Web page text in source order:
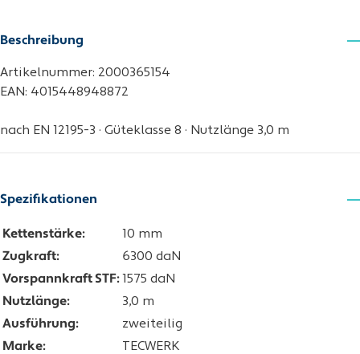
Beschreibung
Artikelnummer: 2000365154
EAN: 4015448948872
nach EN 12195-3 · Güteklasse 8 · Nutzlänge 3,0 m
Spezifikationen
Kettenstärke:
10 mm
Zugkraft:
6300 daN
Vorspannkraft STF:
1575 daN
Nutzlänge:
3,0 m
Ausführung:
zweiteilig
Marke:
TECWERK